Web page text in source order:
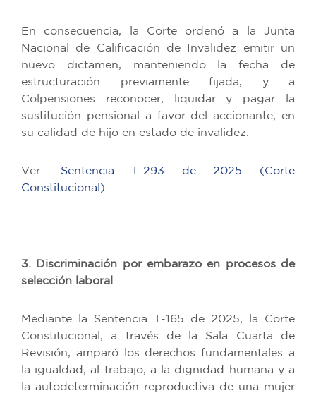
En consecuencia, la Corte ordenó a la Junta
Nacional de Calificación de Invalidez emitir un
nuevo dictamen, manteniendo la fecha de
estructuración previamente fijada, y a
Colpensiones reconocer, liquidar y pagar la
sustitución pensional a favor del accionante, en
su calidad de hijo en estado de invalidez.
Ver: Sentencia T-293 de 2025 (Corte
Constitucional).
3. Discriminación por embarazo en procesos de
selección laboral
Mediante la Sentencia T-165 de 2025, la Corte
Constitucional, a través de la Sala Cuarta de
Revisión, amparó los derechos fundamentales a
la igualdad, al trabajo, a la dignidad humana y a
la autodeterminación reproductiva de una mujer